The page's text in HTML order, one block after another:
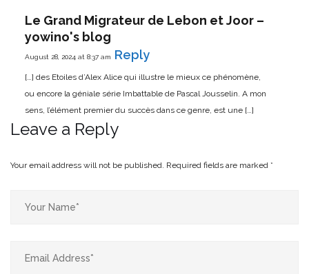
Le Grand Migrateur de Lebon et Joor –
yowino's blog
August 28, 2024 at 8:37 am Reply
[…] des Etoiles d’Alex Alice qui illustre le mieux ce phénomène,
ou encore la géniale série Imbattable de Pascal Jousselin. A mon
sens, l’élément premier du succès dans ce genre, est une […]
Leave a Reply
Your email address will not be published. Required fields are marked *